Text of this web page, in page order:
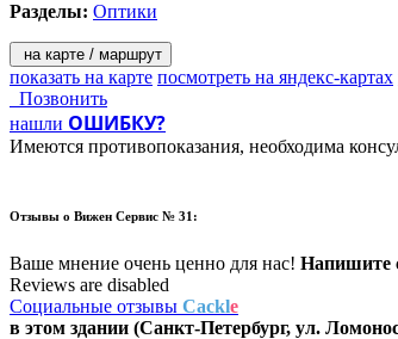
Разделы: Оптики
на карте / маршрут
показать на карте посмотреть на яндекс-картах
Позвонить
нашли ОШИБКУ?
Имеются противопоказания, необходима
Отзывы о Вижен Сервис № 31:
Ваше мнение очень ценно для нас! Напишите
Reviews are disabled
Социальные отзывы Cackle
в этом здании (Санкт-Петербург, ул.